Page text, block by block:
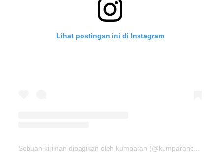
Lihat postingan ini di Instagram
Sebuah kiriman dibagikan oleh kumparan (@kumparancom)